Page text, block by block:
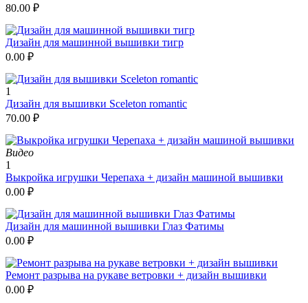
80.00 ₽
Дизайн для машинной вышивки тигр
0.00 ₽
1
Дизайн для вышивки Sceleton romantic
70.00 ₽
Видео
1
Выкройка игрушки Черепаха + дизайн машиной вышивки
0.00 ₽
Дизайн для машинной вышивки Глаз Фатимы
0.00 ₽
Ремонт разрыва на рукаве ветровки + дизайн вышивки
0.00 ₽